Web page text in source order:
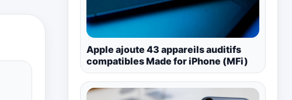
Apple ajoute 43 appareils auditifs
compatibles Made for iPhone (MFi)